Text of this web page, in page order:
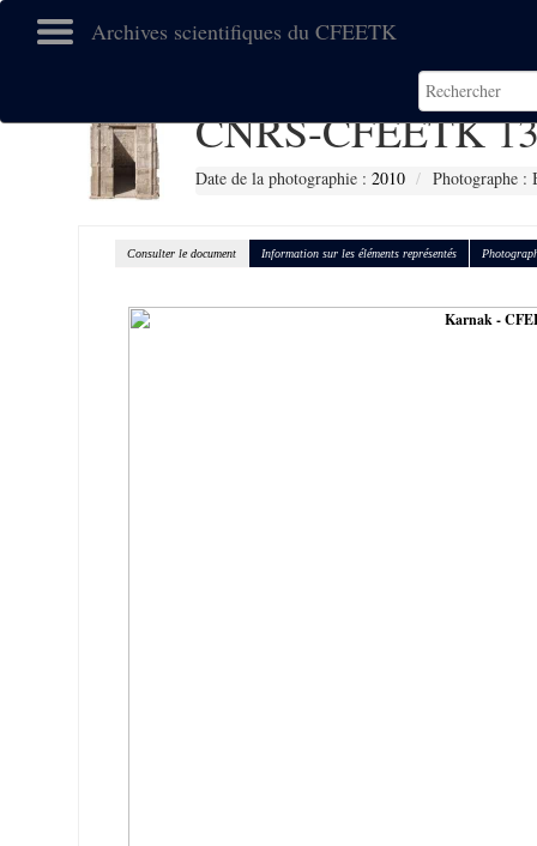
Archives scientifiques du CFEETK
CNRS-CFEETK
Date de la photographie : 2010 Photographe :
Consulter le document Information sur les éléments représentés